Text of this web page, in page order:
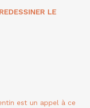
LE
est un appel à ce